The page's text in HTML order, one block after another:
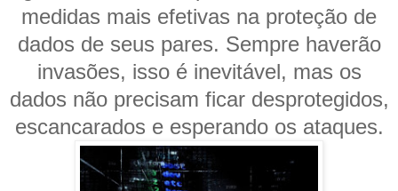
medidas mais efetivas na proteção de
dados de seus pares. Sempre haverão
invasões, isso é inevitável, mas os
dados não precisam ficar desprotegidos,
escancarados e esperando os ataques.